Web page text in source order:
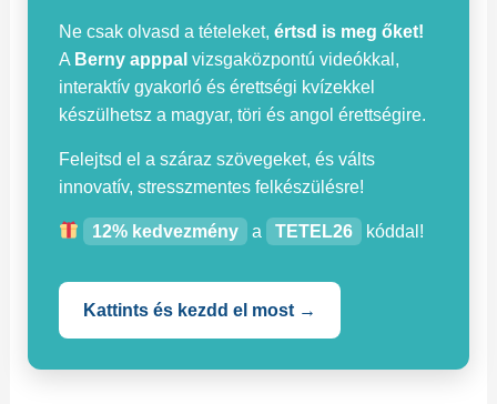
Ne csak olvasd a tételeket,értsd is meg őket!
A Berny apppal vizsgaközpontú videókkal,
interaktív gyakorló és érettségi kvízekkel
készülhetsz a magyar, töri és angol érettségire.
Felejtsd el a száraz szövegeket, és válts
innovatív, stresszmentes felkészülésre!
12% kedvezmény a TETEL26 kóddal!
Kattints és kezdd el most →